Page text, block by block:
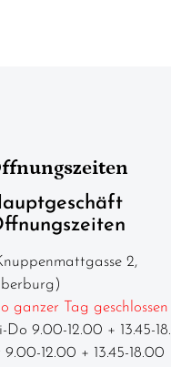
2,
ganzer Tag geschlossen
Do 9.00-12.00 + 13.45-
9.00-12.00 + 13.45-18.00